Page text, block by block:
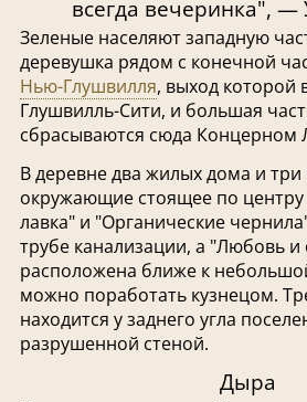
всегда вечеринка", —
Зеленые населяют западную
деревушка рядом с конечной
Нью-Глушвилля, выход которой
Глушвилль-Сити, и большая
сбрасываются сюда Концерном
В деревне два жилых дома и три
окружающие стоящее по центру
лавка" и "Органические
трубе канализации, а "Любовь
расположена ближе к
можно поработать кузнецом.
находится у заднего угла
разрушенной стеной.
Дыра